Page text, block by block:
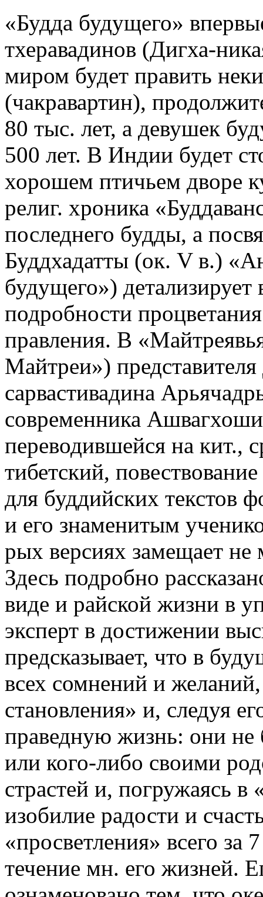
«Будда будущего»
тхеравадинов (Дигха-
миром будет править
(чакравартин),
80 тыс. лет, а девушек
500 лет. В Индии будет
хорошем птичьем дворе
религ. хроника
последнего будды, а
Буддхадатты (ок. V в.)
будущего»)
подробности
правления. В
Майтреи»)
сарвастивадина
современника
переводившейся на кит.,
тибетский,
для буддийских текстов
и его знаменитым
рых версиях замещает
Здесь подробно
виде и райской жизни в
эксперт в достижении
предсказывает, что в
всех сомнений и
становления» и, следуя
праведную жизнь: они не
или кого-либо своими
страстей и, погружаясь в
изобилие радости и
«просветления» всего за
течение мн. его жизней.